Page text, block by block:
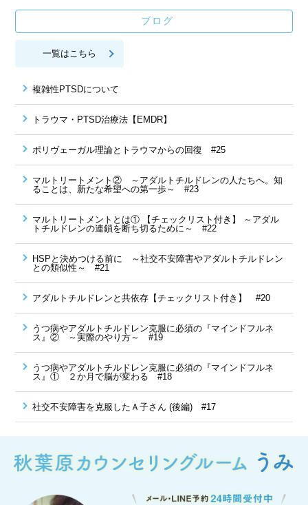
ブログ
一覧はこちら
複雑性PTSDについて
トラウマ・PTSD治療法【EMDR】
ポリヴェーガル理論とトラウマからの回復 #25
マルトリートメント② ～アダルトチルドレンの人たちへ。知
ることは、新たな希望への第一歩～ #23
マルトリートメントとは① 【チェックリスト付き】 ～アダル
トチルドレンの連鎖を断ち切るために～ #22
HSPと決めつける前に ～社交不安障害やアダルトチルドレン
との類似性～ #21
アダルトチルドレンと共依存【チェックリスト付き】 #20
うつ病やアダルトチルドレン克服に必須の『マインドフルネ
ス』② ～実際のやり方～ #19
うつ病やアダルトチルドレン克服に必須の『マインドフルネ
ス』① ２か月で脳が変わる #18
社交不安障害を克服したＡ子さん (後編) #17